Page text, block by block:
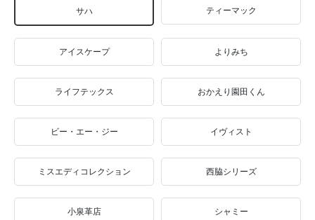
サハ ティーマック
アイスケープ よりみち
ライフテックス おかえり園田くん
ビー・エー・ジー イヴィスト
ミスエディコレクション 西脇シリーズ
小泉革店 シャミー